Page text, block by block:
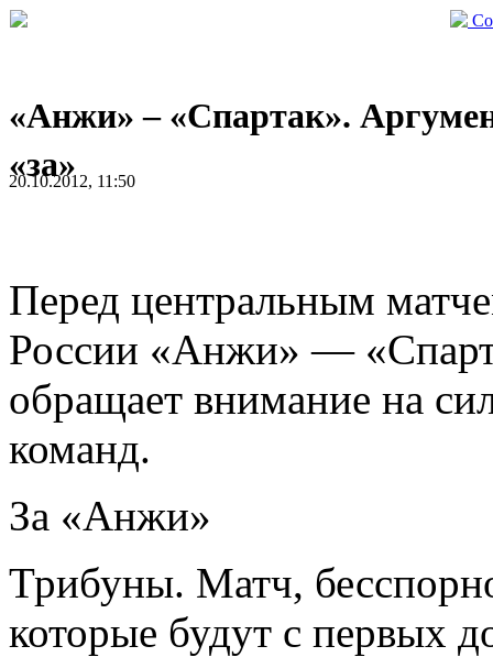
«Анжи» – «Спартак».
«за»
20.10.2012, 11:50
Перед центральным
России «Анжи» —
обращает внимание на
команд.
За «Анжи»
Трибуны. Матч,
которые будут с первых